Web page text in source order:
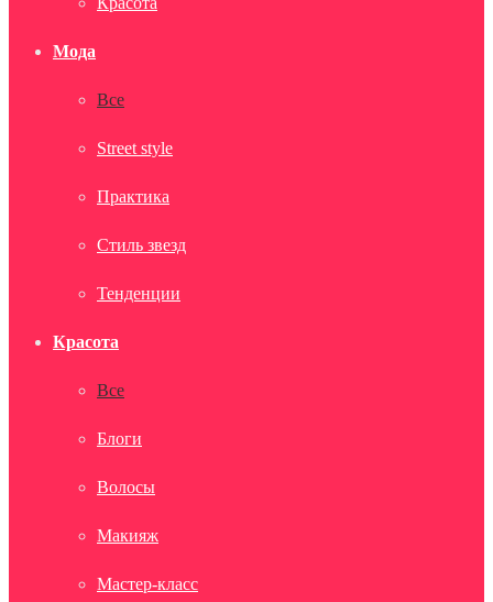
Мода
Все
Street style
Практика
Стиль звезд
Тенденции
Красота
Все
Блоги
Волосы
Макияж
Мастер-класс